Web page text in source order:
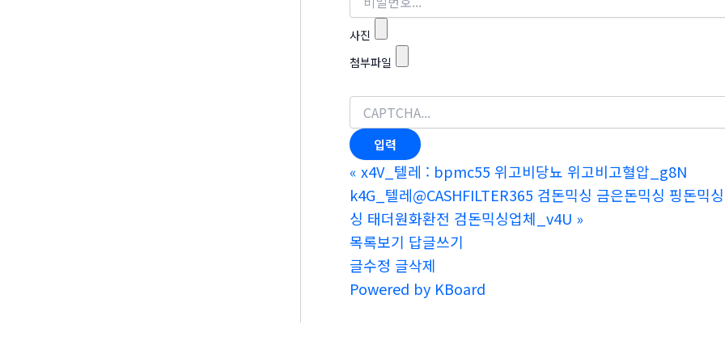
사진
첨부파일
« x4V_텔레 : bpmc55 위고비당뇨 위고비고혈압_g8N
k4G_텔레@CASHFILTER365 검돈믹싱 금은돈믹싱 핑돈믹
싱 태더원화환전 검돈믹싱업체_v4U »
목록보기 답글쓰기
글수정 글삭제
Powered by KBoard